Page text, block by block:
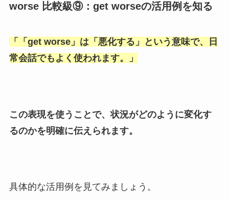
worse 比較級⑨：get worseの活用例を知る
「 「get worse」は「 悪化する 」という意味で、日
常会話でもよく使われます。」
この表現を使うことで、状況がどのように変化す
るのかを明確に伝えられます。
具体的な活用例を見てみましょう。